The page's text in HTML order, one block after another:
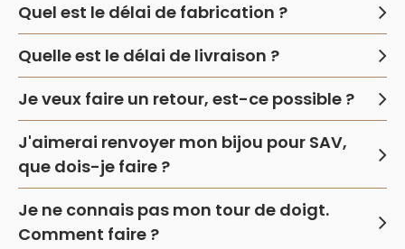
Quel est le délai de fabrication ?
Quelle est le délai de livraison ?
Je veux faire un retour, est-ce possible ?
J'aimerai renvoyer mon bijou pour SAV,
que dois-je faire ?
Je ne connais pas mon tour de doigt.
Comment faire ?